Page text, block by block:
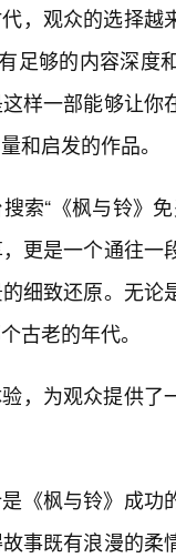
，观众的选择越
足够的内容深
样一部能够让
和启发的作品。
索“《枫与铃》
更是一个通往
细致还原。无
古老的年代。
，为观众提供了
《枫与铃》成
事既有浪漫的